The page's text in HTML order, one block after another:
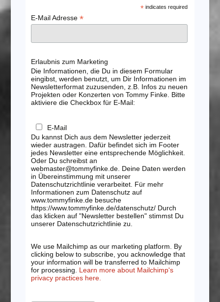
* indicates required
E-Mail Adresse *
Erlaubnis zum Marketing
Die Informationen, die Du in diesem Formular
eingibst, werden benutzt, um Dir Informationen im
Newsletterformat zuzusenden, z.B. Infos zu neuen
Projekten oder Konzerten von Tommy Finke. Bitte
aktiviere die Checkbox für E-Mail:
E-Mail
Du kannst Dich aus dem Newsletter jederzeit
wieder austragen. Dafür befindet sich im Footer
jedes Newsletter eine entsprechende Möglichkeit.
Oder Du schreibst an
webmaster@tommyfinke.de. Deine Daten werden
in Übereinstimmung mit unserer
Datenschutzrichtlinie verarbeitet. Für mehr
Informationen zum Datenschutz auf
www.tommyfinke.de besuche
https://www.tommyfinke.de/datenschutz/ Durch
das klicken auf "Newsletter bestellen" stimmst Du
unserer Datenschutzrichtlinie zu.
We use Mailchimp as our marketing platform. By
clicking below to subscribe, you acknowledge that
your information will be transferred to Mailchimp
for processing. Learn more about Mailchimp's
privacy practices here.